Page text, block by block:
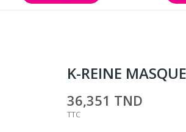
K-REINE
36,351 TND
TTC